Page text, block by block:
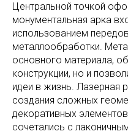
Центральной точкой
монументальная арка
использованием
металлообработки.
основного материала,
конструкции, но и
идеи в жизнь. Лазерная
создания сложных
декоративных
сочетались с